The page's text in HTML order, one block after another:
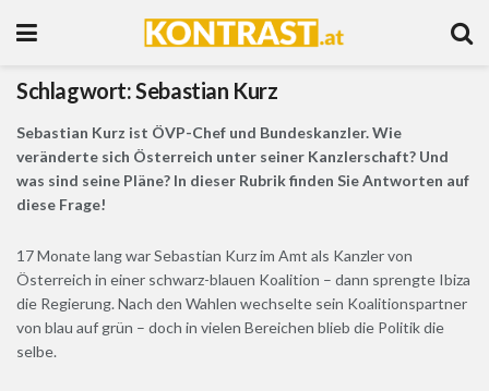
Schlagwort:Sebastian Kurz
Sebastian Kurz ist ÖVP-Chef und Bundeskanzler. Wie
veränderte sich Österreich unter seiner Kanzlerschaft? Und
was sind seine Pläne? In dieser Rubrik finden Sie Antworten auf
diese Frage!
17 Monate lang war Sebastian Kurz im Amt als Kanzler von
Österreich in einer schwarz-blauen Koalition – dann sprengte Ibiza
die Regierung. Nach den Wahlen wechselte sein Koalitionspartner
von blau auf grün – doch in vielen Bereichen blieb die Politik die
selbe.